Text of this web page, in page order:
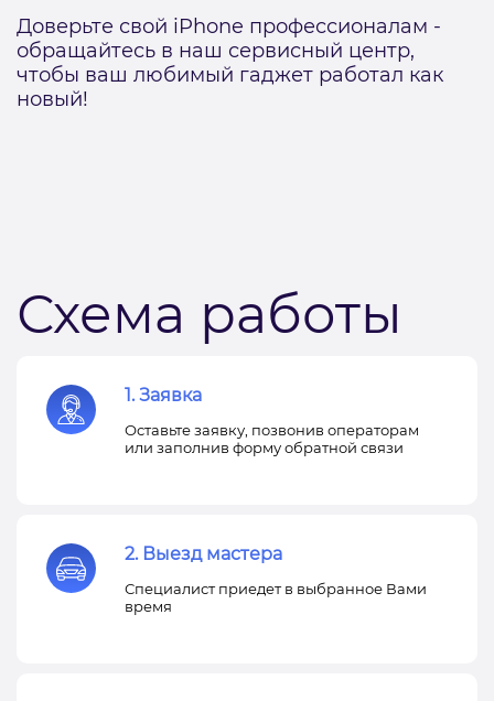
Доверьте свой iPhone профессионалам -
обращайтесь в наш сервисный центр,
чтобы ваш любимый гаджет работал как
новый!
Схема работы
1. Заявка
Оставьте заявку, позвонив операторам
или заполнив форму обратной связи
2. Выезд мастера
Специалист приедет в выбранное Вами
время